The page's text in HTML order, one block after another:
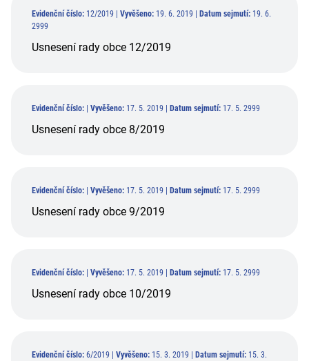
Evidenční číslo: 12/2019 | Vyvěšeno: 19. 6. 2019 | Datum sejmutí: 19. 6.
2999
Usnesení rady obce 12/2019
Evidenční číslo: Vyvěšeno: 17. 5. 2019 | Datum sejmutí: 17. 5. 2999
Usnesení rady obce 8/2019
Evidenční číslo: Vyvěšeno: 17. 5. 2019 | Datum sejmutí: 17. 5. 2999
Usnesení rady obce 9/2019
Evidenční číslo: Vyvěšeno: 17. 5. 2019 | Datum sejmutí: 17. 5. 2999
Usnesení rady obce 10/2019
Evidenční číslo: 6/2019 | Vyvěšeno: 15. 3. 2019 | Datum sejmutí: 15. 3.